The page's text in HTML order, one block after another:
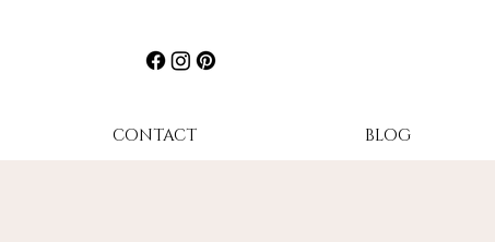
CONTACT BLOG